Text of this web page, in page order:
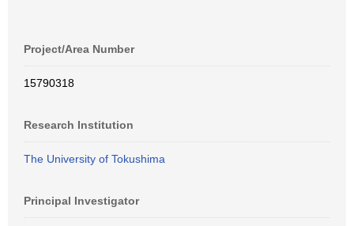
Project/Area Number
15790318
Research Institution
The University of Tokushima
Principal Investigator